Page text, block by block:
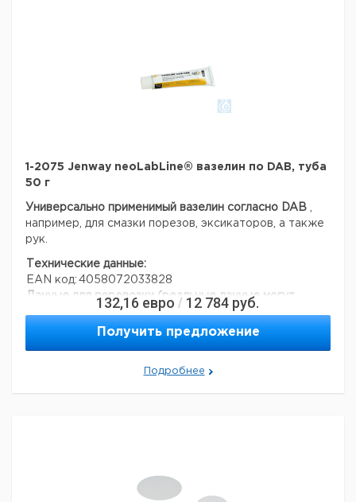
1-2075 Jenway neoLabLine® вазелин по DAB, туба
50 г
Универсально применимый вазелин согласно DAB
например, для смазки порезов, эксикаторов, а также
рук.
Технические данные:
EAN код: 4058072033828
Данные для перевозки (реальные данные могут
132,16 евро / 12 784 руб.
Получить предложение
Подробнее